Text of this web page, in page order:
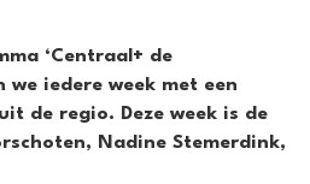
‘Centraal+ de
we iedere week met een
de regio. Deze week is de
Nadine Stemerdink,